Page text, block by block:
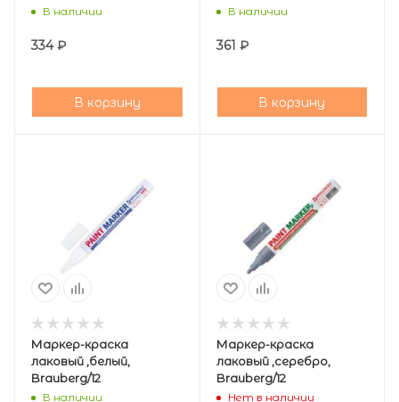
В наличии
334₽
В корзину
В наличии
361 ₽
В корзину
Маркер-краска
лаковый ,белый,
Brauberg/12
В наличии
Маркер-краска
лаковый ,серебро,
Brauberg/12
Нет в наличии